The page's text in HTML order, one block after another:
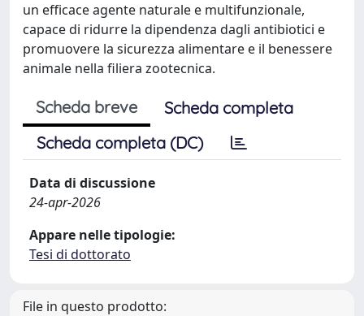
un efficace agente naturale e multifunzionale,
capace di ridurre la dipendenza dagli antibiotici e
promuovere la sicurezza alimentare e il benessere
animale nella filiera zootecnica.
Scheda breve
Scheda completa
Scheda completa (DC)
Data di discussione
24-apr-2026
Appare nelle tipologie:
Tesi di dottorato
File in questo prodotto: